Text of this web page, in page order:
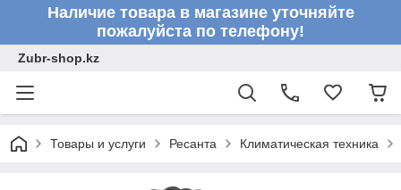
Наличие товара в магазине уточняйте
пожалуйста по телефону!
Zubr-shop.kz
Товары и услуги Ресанта Климатическая техника